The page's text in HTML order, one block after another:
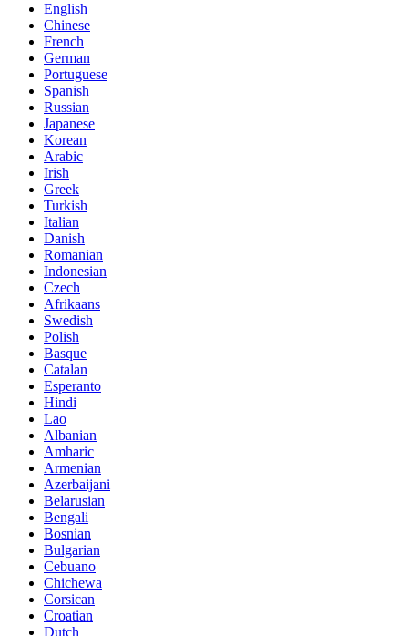
English
Chinese
French
German
Portuguese
Spanish
Russian
Japanese
Korean
Arabic
Irish
Greek
Turkish
Italian
Danish
Romanian
Indonesian
Czech
Afrikaans
Swedish
Polish
Basque
Catalan
Esperanto
Hindi
Lao
Albanian
Amharic
Armenian
Azerbaijani
Belarusian
Bengali
Bosnian
Bulgarian
Cebuano
Chichewa
Corsican
Croatian
Dutch